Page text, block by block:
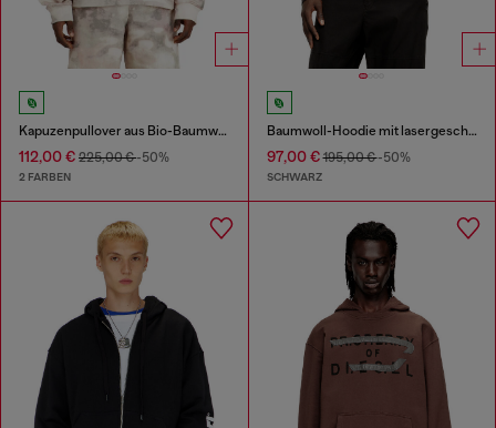
Kapuzenpullover aus Bio-Baumwolle mit Camouflagemuster
112,00 € 225,00 €-50%
2 FARBEN
Baumwoll-Hoodie mit lasergeschnittenen Drucken
97,00 €195,00 €-50%
SCHWARZ